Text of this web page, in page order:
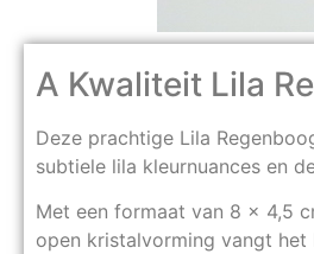
A Kwaliteit Lila
Deze prachtige Lila
subtiele lila kleurnuances en
Met een formaat van 8 x 4,5
open kristalvorming vangt